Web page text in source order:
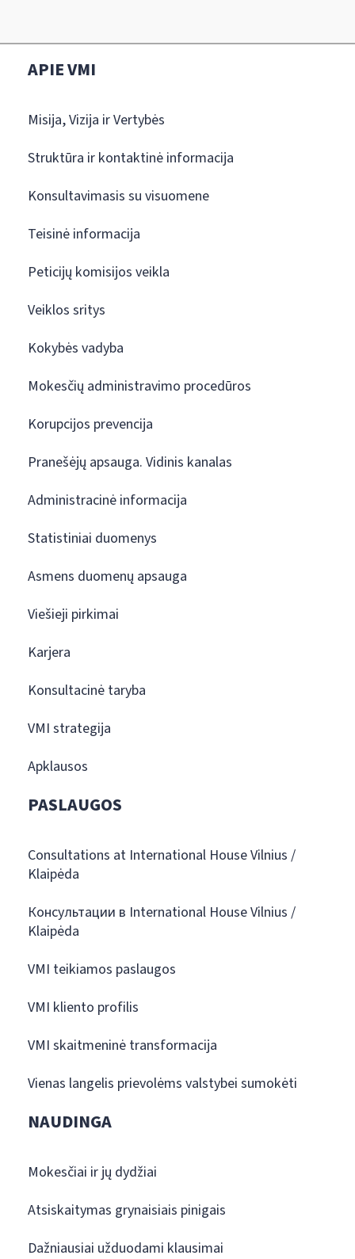
APIE VMI
Misija, Vizija ir Vertybės
Struktūra ir kontaktinė informacija
Konsultavimasis su visuomene
Teisinė informacija
Peticijų komisijos veikla
Veiklos sritys
Kokybės vadyba
Mokesčių administravimo procedūros
Korupcijos prevencija
Pranešėjų apsauga. Vidinis kanalas
Administracinė informacija
Statistiniai duomenys
Asmens duomenų apsauga
Viešieji pirkimai
Karjera
Konsultacinė taryba
VMI strategija
Apklausos
PASLAUGOS
Consultations at International House Vilnius /
Klaipėda
Консультации в International House Vilnius /
Klaipėda
VMI teikiamos paslaugos
VMI kliento profilis
VMI skaitmeninė transformacija
Vienas langelis prievolėms valstybei sumokėti
NAUDINGA
Mokesčiai ir jų dydžiai
Atsiskaitymas grynaisiais pinigais
Dažniausiai užduodami klausimai